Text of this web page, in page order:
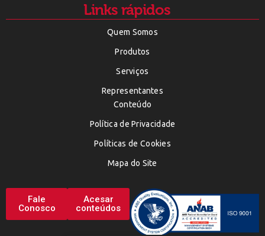
Links rápidos
Quem Somos
Produtos
Serviços
Representantes
Conteúdo
Política de Privacidade
Políticas de Cookies
Mapa do Site
Fale
Conosco
Acesar
conteúdos